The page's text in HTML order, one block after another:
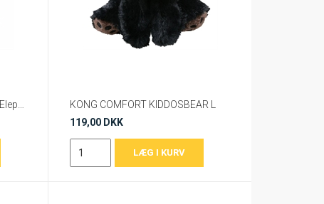
KONG COMFORT KIDDOSBEAR L
119,00 DKK